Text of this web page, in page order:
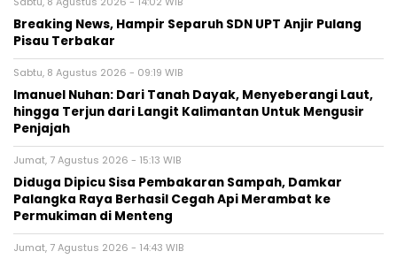
Breaking News, Hampir Separuh SDN UPT Anjir Pulang
Pisau Terbakar
Sabtu, 8 Agustus 2026 - 09:19 WIB
Imanuel Nuhan: Dari Tanah Dayak, Menyeberangi Laut,
hingga Terjun dari Langit Kalimantan Untuk Mengusir
Penjajah
Jumat, 7 Agustus 2026 - 15:13 WIB
Diduga Dipicu Sisa Pembakaran Sampah, Damkar
Palangka Raya Berhasil Cegah Api Merambat ke
Permukiman di Menteng
Jumat, 7 Agustus 2026 - 14:43 WIB